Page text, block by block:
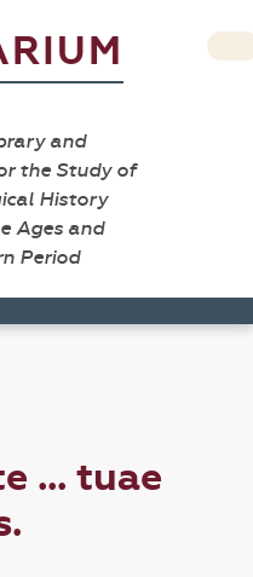
and
the Study of
History
Ages and
Period
... tuae